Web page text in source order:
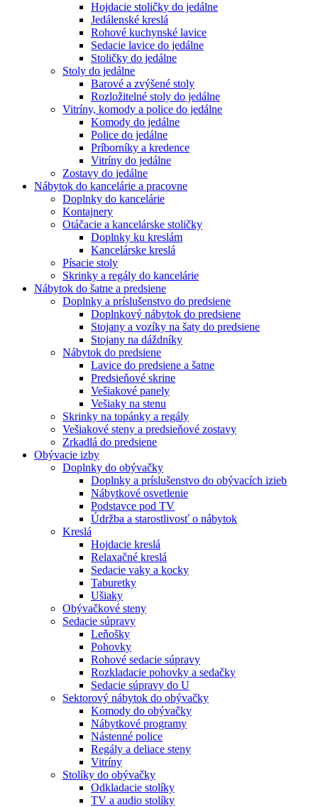
Hojdacie stoličky do jedálne
Jedálenské kreslá
Rohové kuchynské lavice
Sedacie lavice do jedálne
Stoličky do jedálne
Stoly do jedálne
Barové a zvýšené stoly
Rozložitelné stoly do jedálne
Vitríny, komody a police do jedálne
Komody do jedálne
Police do jedálne
Príborníky a kredence
Vitríny do jedálne
Zostavy do jedálne
Nábytok do kancelárie a pracovne
Doplnky do kancelárie
Kontajnery
Otáčacie a kancelárske stoličky
Doplnky ku kreslám
Kancelárske kreslá
Písacie stoly
Skrinky a regály do kancelárie
Nábytok do šatne a predsiene
Doplnky a príslušenstvo do predsiene
Doplnkový nábytok do predsiene
Stojany a vozíky na šaty do predsiene
Stojany na dáždníky
Nábytok do predsiene
Lavice do predsiene a šatne
Predsieňové skrine
Vešiakové panely
Vešiaky na stenu
Skrinky na topánky a regály
Vešiakové steny a predsieňové zostavy
Zrkadlá do predsiene
Obývacie izby
Doplnky do obývačky
Doplnky a príslušenstvo do obývacích izieb
Nábytkové osvetlenie
Podstavce pod TV
Údržba a starostlivosť o nábytok
Kreslá
Hojdacie kreslá
Relaxačné kreslá
Sedacie vaky a kocky
Taburetky
Ušiaky
Obývačkové steny
Sedacie súpravy
Leňošky
Pohovky
Rohové sedacie súpravy
Rozkladacie pohovky a sedačky
Sedacie súpravy do U
Sektorový nábytok do obývačky
Komody do obývačky
Nábytkové programy
Nástenné police
Regály a deliace steny
Vitríny
Stolíky do obývačky
Odkladacie stolíky
TV a audio stolíky